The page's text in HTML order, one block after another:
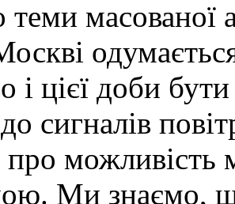
масованої
і цієї доби
сигналів
про можливість
Ми знаємо,